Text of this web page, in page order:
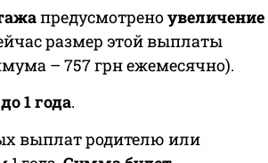
предусмотреноувеличение
размер этой выплаты
– 757 грн ежемесячно).
1 года.
выплат родителю или